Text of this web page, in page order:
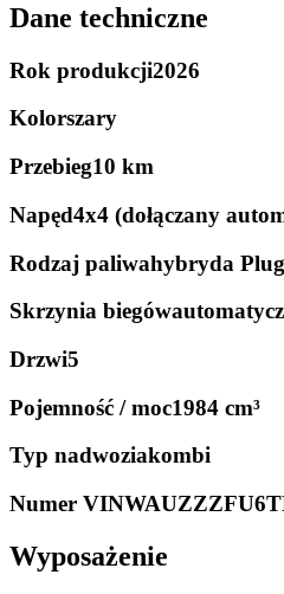
Dane techniczne
Rok produkcji2026
Kolorszary
Przebieg10 km
Napęd4x4 (dołączany
Rodzaj paliwahybryda
Skrzynia biegów
Drzwi5
Pojemność / moc1984 cm³
Typ nadwoziakombi
Numer VIN
Wyposażenie